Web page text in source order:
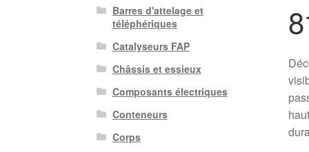
Barres d'attelage et
téléphériques
Catalyseurs FAP
Châssis et essieux
Composants électriques
Conteneurs
Corps